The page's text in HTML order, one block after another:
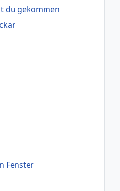
du gekommen
Fenster